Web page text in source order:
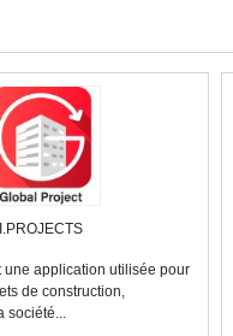
I.PROJECTS
une application utilisée pour
de construction,